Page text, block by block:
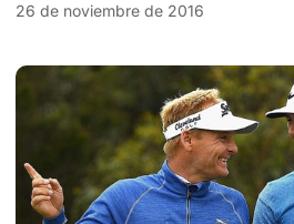
26 de noviembre de 2016